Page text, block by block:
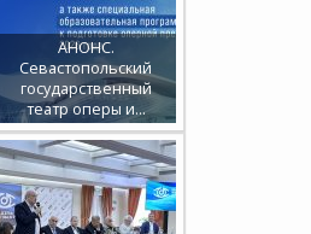
АНОНС.
Севастопольский
государственный
театр оперы и…